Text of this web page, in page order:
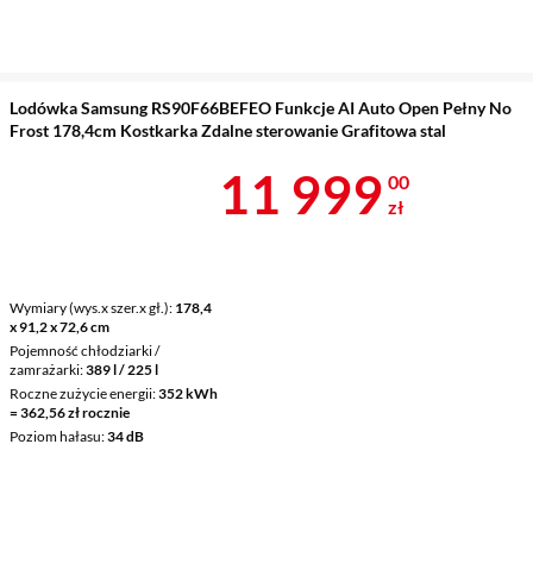
Lodówka Samsung RS90F66BEFEO Funkcje AI Auto Open Pełny No
Frost 178,4cm Kostkarka Zdalne sterowanie Grafitowa stal
Wymiary (wys.x szer.x gł.) 178,4
x 91,2 x 72,6 cm
Pojemność chłodziarki /
zamrażarki 389 l / 225 l
Roczne zużycie energii 352 kWh
= 362,56 zł rocznie
Poziom hałasu 34 dB
Cena 11 999
11 999 00
zł